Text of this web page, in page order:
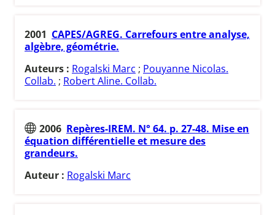
2001 CAPES/AGREG. Carrefours entre analyse,
algèbre, géométrie.
Auteurs : Rogalski Marc ; Pouyanne Nicolas.
Collab. ; Robert Aline. Collab.
2006 Repères-IREM. N° 64. p. 27-48. Mise en
équation différentielle et mesure des
grandeurs.
Auteur : Rogalski Marc